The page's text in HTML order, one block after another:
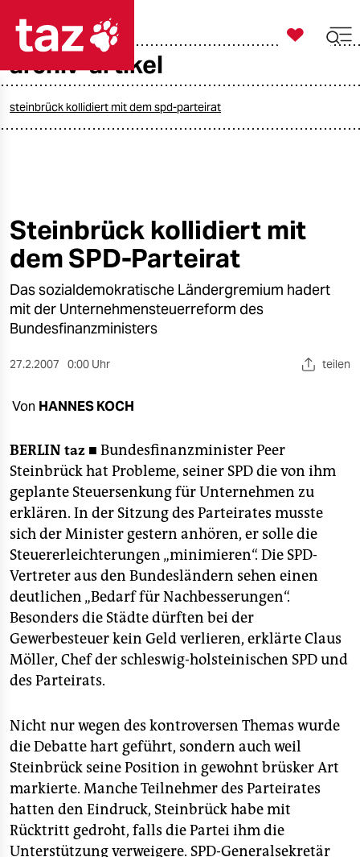
taz zahl ich
öko
gesellschaft
kultur
sport
berlin
nord
verlag
verlag
veranstaltungen
fragen & hilfe
unterstützen
abo
epaper login

taz zahl ich
archiv-artikel
steinbrück kollidiert mit dem spd-parteirat
Steinbrück kollidiert mit
dem SPD-Parteirat
Das sozialdemokratische Ländergremium hadert
mit der Unternehmensteuerreform des
Bundesfinanzministers
27.2.2007 0:00 Uhr teilen
Von HANNES KOCH
BERLIN taz ■ Bundesfinanzminister Peer
Steinbrück hat Probleme, seiner SPD die von ihm
geplante Steuersenkung für Unternehmen zu
erklären. In der Sitzung des Parteirates musste
sich der Minister gestern anhören, er solle die
Steuererleichterungen „minimieren“. Die SPD-
Vertreter aus den Bundesländern sehen einen
deutlichen „Bedarf für Nachbesserungen“.
Besonders die Städte dürften bei der
Gewerbesteuer kein Geld verlieren, erklärte Claus
Möller, Chef der schleswig-holsteinischen SPD und
des Parteirats.
Nicht nur wegen des kontroversen Themas wurde
die Debatte hart geführt, sondern auch weil
Steinbrück seine Position in gewohnt brüsker Art
markierte. Manche Teilnehmer des Parteirates
hatten den Eindruck, Steinbrück habe mit
Rücktritt gedroht, falls die Partei ihm die
Unterstützung verweigere. SPD-Generalsekretär